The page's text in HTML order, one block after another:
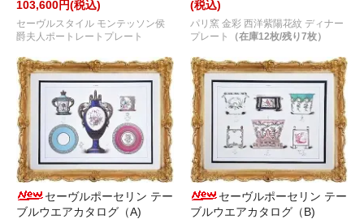
103,600円(税込)
セーヴルスタイル モンテッソン侯
爵夫人ポートレートプレート
(税込)
パリ窯 金彩 西洋紫陽花紋 ディナー
プレート
（在庫12枚/残り7枚）
セーヴルポーセリン テー
ブルウエアカタログ（A)
セーヴルポーセリン テー
ブルウエアカタログ（B)